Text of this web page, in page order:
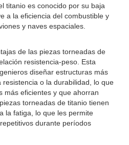
titanio es conocido por su baja
a la eficiencia del combustible y
y naves espaciales.
de las piezas torneadas de
resistencia-peso. Esta
diseñar estructuras más
o la durabilidad, lo que
más eficientes y que ahorran
torneadas de titanio tienen
la fatiga, lo que les permite
durante períodos